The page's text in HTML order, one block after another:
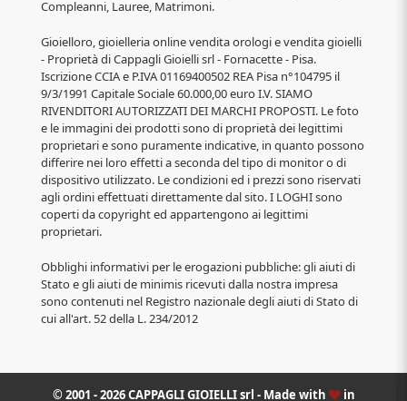
Compleanni, Lauree, Matrimoni.
Gioielloro, gioielleria online vendita orologi e vendita gioielli
- Proprietà di Cappagli Gioielli srl - Fornacette - Pisa.
Iscrizione CCIA e P.IVA 01169400502 REA Pisa n°104795 il
9/3/1991 Capitale Sociale 60.000,00 euro I.V. SIAMO
RIVENDITORI AUTORIZZATI DEI MARCHI PROPOSTI. Le foto
e le immagini dei prodotti sono di proprietà dei legittimi
proprietari e sono puramente indicative, in quanto possono
differire nei loro effetti a seconda del tipo di monitor o di
dispositivo utilizzato. Le condizioni ed i prezzi sono riservati
agli ordini effettuati direttamente dal sito. I LOGHI sono
coperti da copyright ed appartengono ai legittimi
proprietari.
Obblighi informativi per le erogazioni pubbliche: gli aiuti di
Stato e gli aiuti de minimis ricevuti dalla nostra impresa
sono contenuti nel Registro nazionale degli aiuti di Stato di
cui all'art. 52 della L. 234/2012
© 2001 - 2026 CAPPAGLI GIOIELLI srl - Made with in